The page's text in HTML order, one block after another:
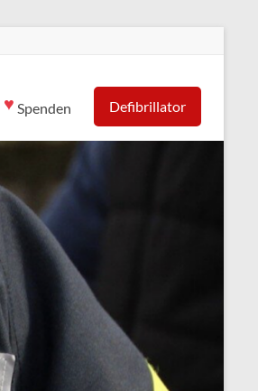
♥ Spenden Defibrillator